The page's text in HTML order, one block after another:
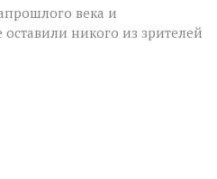
века и
никого из зрителей